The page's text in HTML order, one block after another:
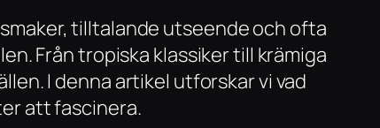
tilltalande utseende och ofta
Från tropiska klassiker till krämiga
I denna artikel utforskar vi vad
att fascinera.